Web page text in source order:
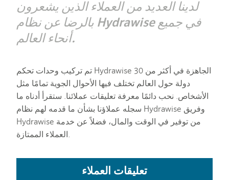
لدينا العديد من العملاء الذين يشعرون
بالرضا عن نظام Hydrawise في جميع
أنحاء العالم.
تم تركيب وحدات تحكم Hydrawise الجاهزة في أكثر من 30
دولة حول العالم تختلف فيها الأحوال الجوية تمامًا مثل
الأشخاص. نحب دائمًا معرفة تعليقات عملائنا. ستقرأ أدناه ما
سجله عملاؤنا بشأن ما قدمه لهم نظام Hydrawise وفريق
Hydrawise من توفير في الوقت والمال، فضلاً عن خدمة
العملاء الممتازة.
تعليقات العملاء